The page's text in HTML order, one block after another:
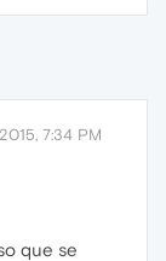
7:34 PM
que se